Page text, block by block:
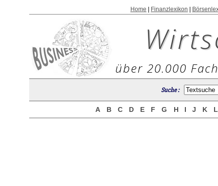
Home Finanzlexikon
über 20.000
Suche :
A B C D E F G H I J K